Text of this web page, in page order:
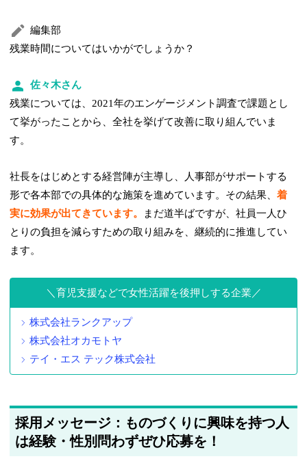
編集部
残業時間についてはいかがでしょうか？
佐々木さん
残業については、2021年のエンゲージメント調査で課題とし
て挙がったことから、全社を挙げて改善に取り組んでいま
す。
社長をはじめとする経営陣が主導し、人事部がサポートする
形で各本部での具体的な施策を進めています。その結果、着
実に効果が出てきています。
まだ道半ばですが、社員一人ひ
とりの負担を減らすための取り組みを、継続的に推進してい
ます。
育児支援などで女性活躍を後押しする企業
株式会社ランクアップ
株式会社オカモトヤ
テイ・エス テック株式会社
採用メッセージ：ものづくりに興味を持つ人
は経験・性別問わずぜひ応募を！